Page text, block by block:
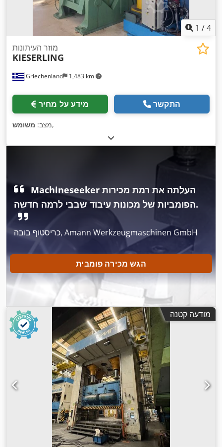
1 /4
Griechenland 1,483 km
מוזר העיתונות
KIESERLING
מידע על מחיר התקשר
מצב: משומש ,
‏Machineseeker העלתה את רמת מכירות
הפומביות של מכונות עיבוד שבבי לרמה חדשה.
כריסטוף בובה, Amann Werkzeugmaschinen GmbH
הגש מכירה פומבית
מודעה קטנה